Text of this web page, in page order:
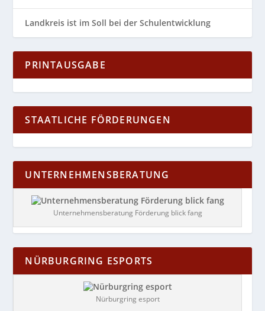
Landkreis ist im Soll bei der Schulentwicklung
PRINTAUSGABE
STAATLICHE FÖRDERUNGEN
UNTERNEHMENSBERATUNG
Unternehmensberatung Förderung blick fang
NÜRBURGRING ESPORTS
Nürburgring esport